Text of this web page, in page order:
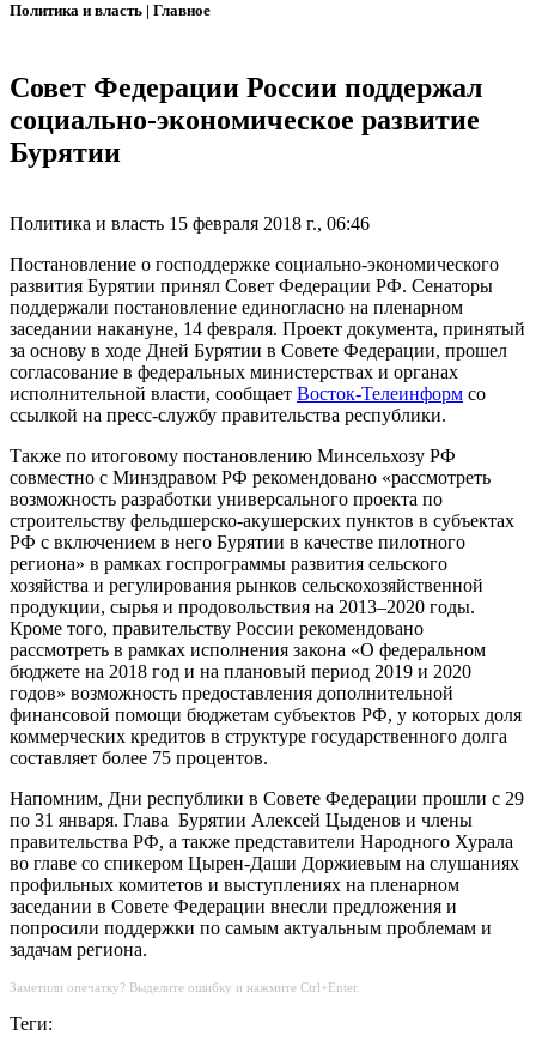
Политика и власть | Главное
Совет Федерации России поддержал
социально-экономическое развитие
Бурятии
Политика и власть 15 февраля 2018 г., 06:46
Постановление о господдержке социально-экономического
развития Бурятии принял Совет Федерации РФ. Сенаторы
поддержали постановление единогласно на пленарном
заседании накануне, 14 февраля. Проект документа, принятый
за основу в ходе Дней Бурятии в Совете Федерации, прошел
согласование в федеральных министерствах и органах
исполнительной власти, сообщает Восток-Телеинформ со
ссылкой на пресс-службу правительства республики.
Также по итоговому постановлению Минсельхозу РФ
совместно с Минздравом РФ рекомендовано «рассмотреть
возможность разработки универсального проекта по
строительству фельдшерско-акушерских пунктов в субъектах
РФ с включением в него Бурятии в качестве пилотного
региона» в рамках госпрограммы развития сельского
хозяйства и регулирования рынков сельскохозяйственной
продукции, сырья и продовольствия на 2013–2020 годы.
Кроме того, правительству России рекомендовано
рассмотреть в рамках исполнения закона «О федеральном
бюджете на 2018 год и на плановый период 2019 и 2020
годов» возможность предоставления дополнительной
финансовой помощи бюджетам субъектов РФ, у которых доля
коммерческих кредитов в структуре государственного долга
составляет более 75 процентов.
Напомним, Дни республики в Совете Федерации прошли с 29
по 31 января. Глава Бурятии Алексей Цыденов и члены
правительства РФ, а также представители Народного Хурала
во главе со спикером Цырен-Даши Доржиевым на слушаниях
профильных комитетов и выступлениях на пленарном
заседании в Совете Федерации внесли предложения и
попросили поддержки по самым актуальным проблемам и
задачам региона.
Заметили опечатку? Выделите ошибку и нажмите Ctrl+Enter.
Теги: